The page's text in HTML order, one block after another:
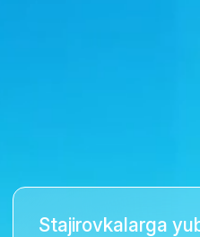
Stajirovkalarga